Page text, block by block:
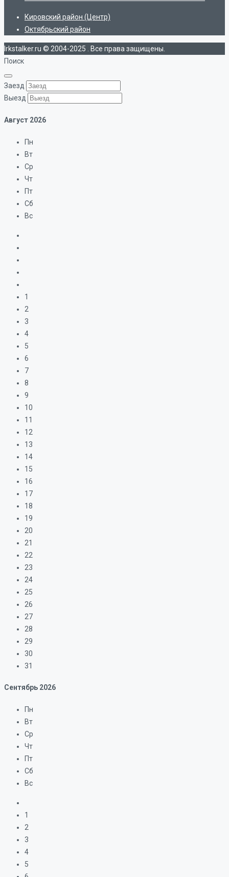
Кировский район (Центр)
Октябрьский район
Irkstalker.ru © 2004-2025 . Все права защищены.
Поиск
Заезд
Выезд
Август 2026
Пн
Вт
Ср
Чт
Пт
Сб
Вс
1
2
3
4
5
6
7
8
9
10
11
12
13
14
15
16
17
18
19
20
21
22
23
24
25
26
27
28
29
30
31
Сентябрь 2026
Пн
Вт
Ср
Чт
Пт
Сб
Вс
1
2
3
4
5